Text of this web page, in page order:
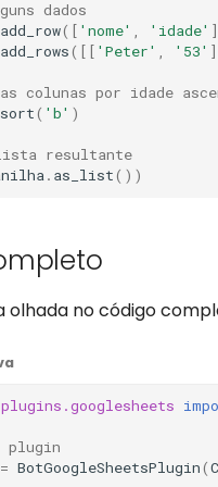
dados
add_row([ 'nome' , 'idade'
add_rows([[ 'Peter' , '53'
colunas por idade
sort( 'b' )
resultante
. as_list())
olhada no código
plugin
= BotGoogleSheetsPlugin(